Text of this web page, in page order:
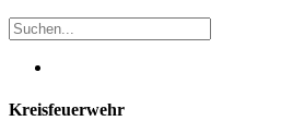
Kreisfeuerwehr